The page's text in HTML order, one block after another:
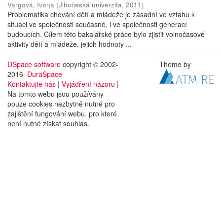
Vargová, Ivana (Jihočeská univerzita, 2011)
Problematika chování dětí a mládeže je zásadní ve vztahu k
situaci ve společnosti současné, i ve společnosti generací
budoucích. Cílem této bakalářské práce bylo zjistit volnočasové
aktivity dětí a mládeže, jejich hodnoty ...
DSpace software copyright © 2002-
2016 DuraSpace
Kontaktujte nás | Vyjádření názoru |
Na tomto webu jsou používány
pouze cookies nezbytně nutné pro
zajištění fungování webu, pro které
není nutné získat souhlas.
Theme by